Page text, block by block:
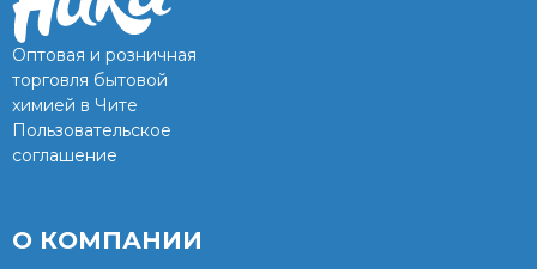
Оптовая и розничная
торговля бытовой
химией в Чите
Пользовательское
соглашение
О КОМПАНИИ